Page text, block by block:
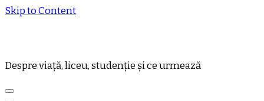
Skip to Content
Despre viață, liceu, studenție și ce urmează